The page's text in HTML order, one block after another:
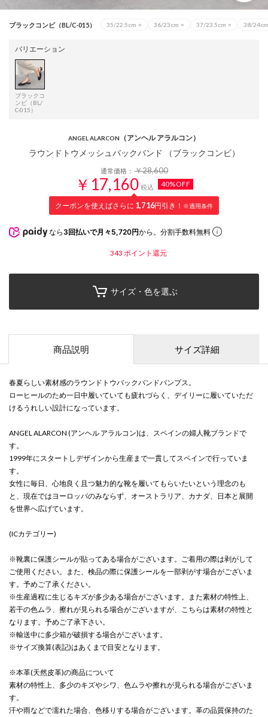
ブラックコンビ（BL/C-015） 35/22.5cm × 36/23cm × 37/23.5cm × 38/24cm
バリエーション
ブラックコ
ンビ（BL/
C-015）
ANGEL ALARCON （アンヘル アラルコン）
ラウンドトウメッシュバックバンド （ブラックコンビ）
通常価格：￥28,600
￥17,160 税込 40%OFF
クーポンを使えばさらに 1,716円引き！ ※適用条件
なら 3回払いで月々5,720円から。分割手数料無料
343 ポイント還元
サイズ・色を選ぶ
商品説明 サイズ詳細
春夏らしい素材感のラウンドトウバックバンドパンプス。
ローヒールのため一日中履いていても疲れづらく、デイリーに履いていただ
けるうれしい設計になっています。
ANGEL ALARCON (アンヘル アラルコン)は、スペインの婦人靴ブランドで
す。
1999年にスタートしデザインから生産まで一貫してスペインで行っていま
す。
女性に毎日、心地良く且つ魅力的な靴を履いてもらいたいという理念のも
と、現在ではヨーロッパのみならず、オーストラリア、カナダ、日本と展開
を世界へ広げています。
(ICカテゴリー)
※靴裏に保護シールが貼ってある場合がございます。ご着用の際は剥がして
ご使用ください。また、検品の際に保護シールを一部剥がす場合がございま
す。予めご了承ください。
※生産過程に生じるキズが多少ある場合がございます。また素材の特性上、
若干の色ムラ、擦れが見られる場合がございますが、こちらは素材の特性と
なります。予めご了承下さい。
※輸送中に多少箱が破損する場合がございます。
※サイズ換算(表記)はあくまで目安となります。
※本革(天然皮革)の商品について
素材の特性上、多少のキズやシワ、色ムラや擦れが見られる場合がございま
す。
汗や雨などで濡れた場合、色移りする場合がございます。革の品質保持のた